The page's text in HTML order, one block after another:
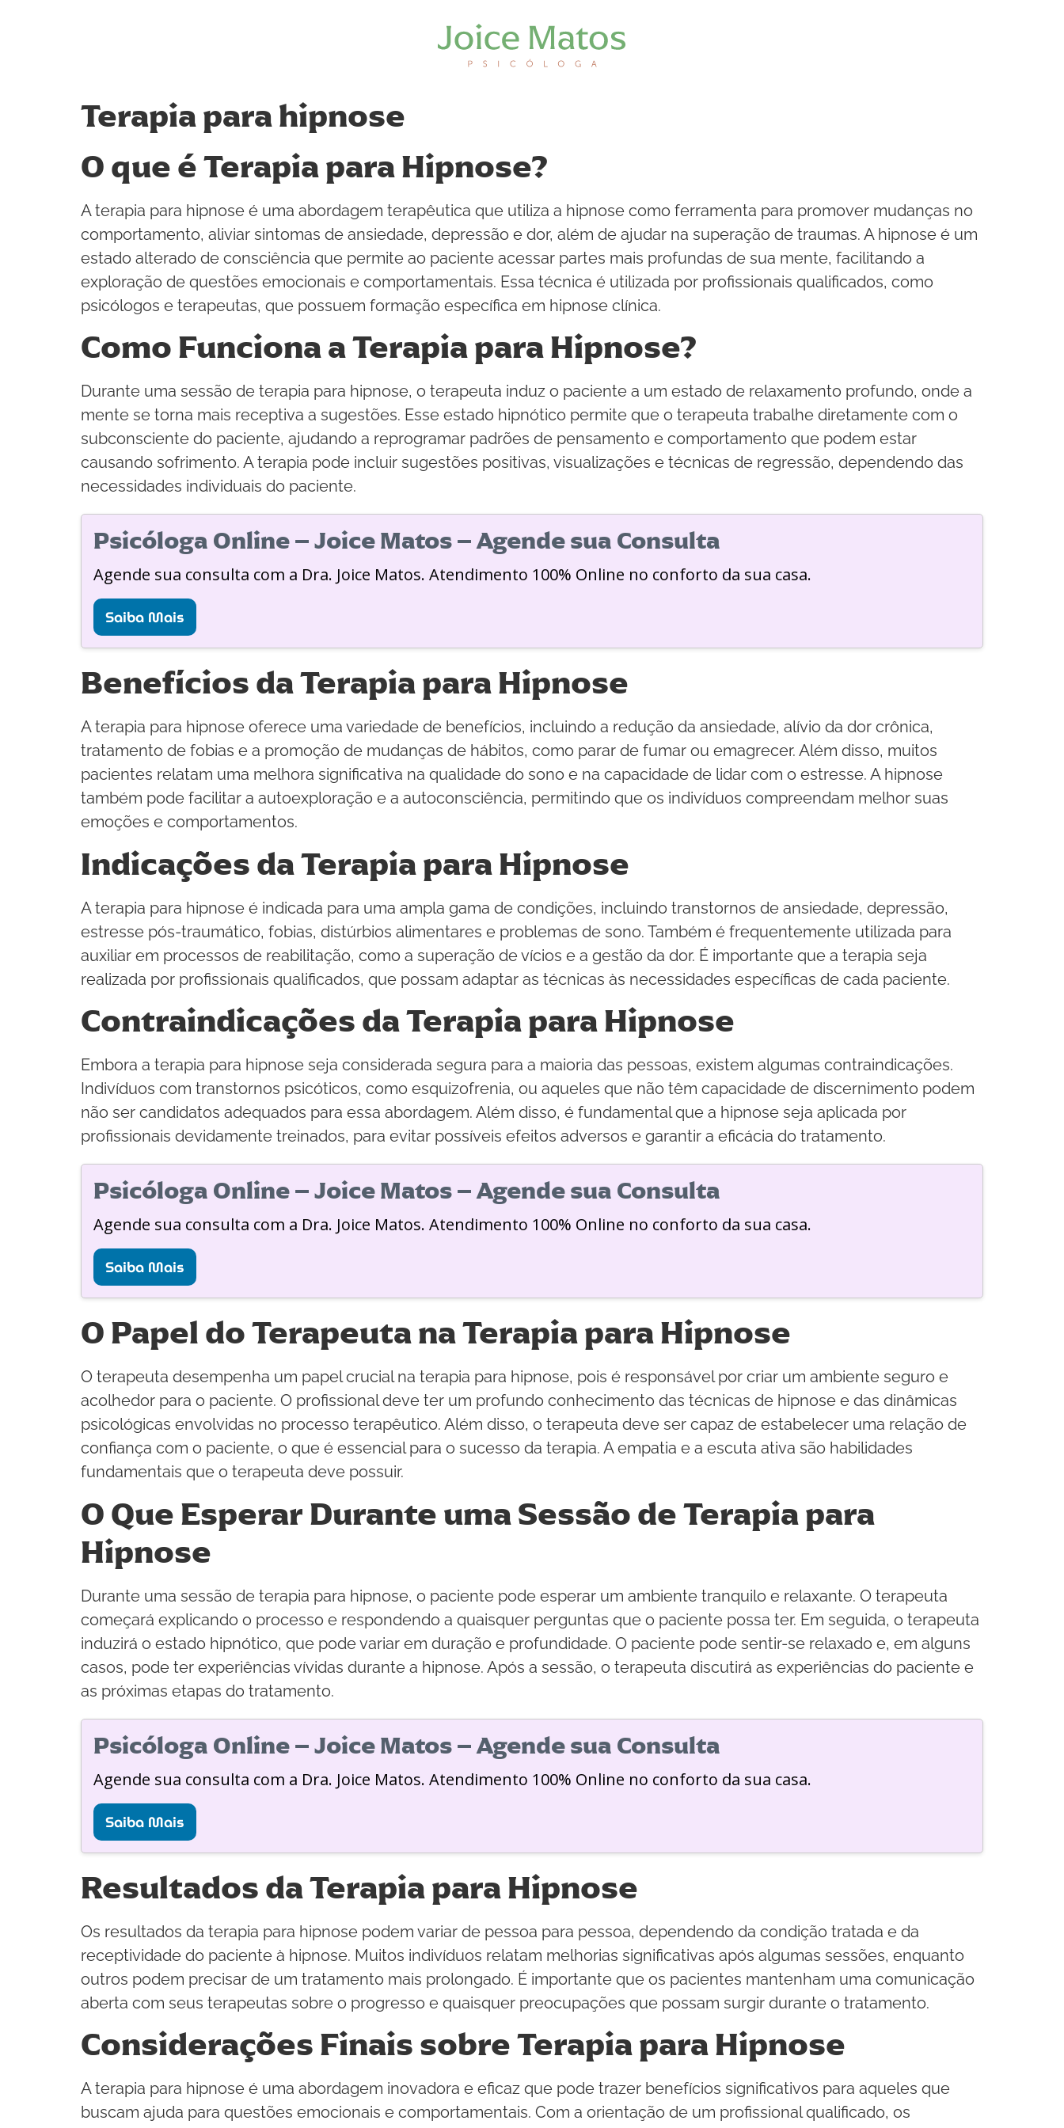
Terapia para hipnose
O que é Terapia para Hipnose?
A terapia para hipnose é uma abordagem terapêutica que utiliza a hipnose como ferramenta para promover mudanças no
comportamento, aliviar sintomas de ansiedade, depressão e dor, além de ajudar na superação de traumas. A hipnose é um
estado alterado de consciência que permite ao paciente acessar partes mais profundas de sua mente, facilitando a
exploração de questões emocionais e comportamentais. Essa técnica é utilizada por profissionais qualificados, como
psicólogos e terapeutas, que possuem formação específica em hipnose clínica.
Como Funciona a Terapia para Hipnose?
Durante uma sessão de terapia para hipnose, o terapeuta induz o paciente a um estado de relaxamento profundo, onde a
mente se torna mais receptiva a sugestões. Esse estado hipnótico permite que o terapeuta trabalhe diretamente com o
subconsciente do paciente, ajudando a reprogramar padrões de pensamento e comportamento que podem estar
causando sofrimento. A terapia pode incluir sugestões positivas, visualizações e técnicas de regressão, dependendo das
necessidades individuais do paciente.
Psicóloga Online – Joice Matos – Agende sua Consulta
Agende sua consulta com a Dra. Joice Matos. Atendimento 100% Online no conforto da sua casa.
Saiba Mais
Benefícios da Terapia para Hipnose
A terapia para hipnose oferece uma variedade de benefícios, incluindo a redução da ansiedade, alívio da dor crônica,
tratamento de fobias e a promoção de mudanças de hábitos, como parar de fumar ou emagrecer. Além disso, muitos
pacientes relatam uma melhora significativa na qualidade do sono e na capacidade de lidar com o estresse. A hipnose
também pode facilitar a autoexploração e a autoconsciência, permitindo que os indivíduos compreendam melhor suas
emoções e comportamentos.
Indicações da Terapia para Hipnose
A terapia para hipnose é indicada para uma ampla gama de condições, incluindo transtornos de ansiedade, depressão,
estresse pós-traumático, fobias, distúrbios alimentares e problemas de sono. Também é frequentemente utilizada para
auxiliar em processos de reabilitação, como a superação de vícios e a gestão da dor. É importante que a terapia seja
realizada por profissionais qualificados, que possam adaptar as técnicas às necessidades específicas de cada paciente.
Contraindicações da Terapia para Hipnose
Embora a terapia para hipnose seja considerada segura para a maioria das pessoas, existem algumas contraindicações.
Indivíduos com transtornos psicóticos, como esquizofrenia, ou aqueles que não têm capacidade de discernimento podem
não ser candidatos adequados para essa abordagem. Além disso, é fundamental que a hipnose seja aplicada por
profissionais devidamente treinados, para evitar possíveis efeitos adversos e garantir a eficácia do tratamento.
Psicóloga Online – Joice Matos – Agende sua Consulta
Agende sua consulta com a Dra. Joice Matos. Atendimento 100% Online no conforto da sua casa.
Saiba Mais
O Papel do Terapeuta na Terapia para Hipnose
O terapeuta desempenha um papel crucial na terapia para hipnose, pois é responsável por criar um ambiente seguro e
acolhedor para o paciente. O profissional deve ter um profundo conhecimento das técnicas de hipnose e das dinâmicas
psicológicas envolvidas no processo terapêutico. Além disso, o terapeuta deve ser capaz de estabelecer uma relação de
confiança com o paciente, o que é essencial para o sucesso da terapia. A empatia e a escuta ativa são habilidades
fundamentais que o terapeuta deve possuir.
O Que Esperar Durante uma Sessão de Terapia para
Hipnose
Durante uma sessão de terapia para hipnose, o paciente pode esperar um ambiente tranquilo e relaxante. O terapeuta
começará explicando o processo e respondendo a quaisquer perguntas que o paciente possa ter. Em seguida, o terapeuta
induzirá o estado hipnótico, que pode variar em duração e profundidade. O paciente pode sentir-se relaxado e, em alguns
casos, pode ter experiências vívidas durante a hipnose. Após a sessão, o terapeuta discutirá as experiências do paciente e
as próximas etapas do tratamento.
Psicóloga Online – Joice Matos – Agende sua Consulta
Agende sua consulta com a Dra. Joice Matos. Atendimento 100% Online no conforto da sua casa.
Saiba Mais
Resultados da Terapia para Hipnose
Os resultados da terapia para hipnose podem variar de pessoa para pessoa, dependendo da condição tratada e da
receptividade do paciente à hipnose. Muitos indivíduos relatam melhorias significativas após algumas sessões, enquanto
outros podem precisar de um tratamento mais prolongado. É importante que os pacientes mantenham uma comunicação
aberta com seus terapeutas sobre o progresso e quaisquer preocupações que possam surgir durante o tratamento.
Considerações Finais sobre Terapia para Hipnose
A terapia para hipnose é uma abordagem inovadora e eficaz que pode trazer benefícios significativos para aqueles que
buscam ajuda para questões emocionais e comportamentais. Com a orientação de um profissional qualificado, os